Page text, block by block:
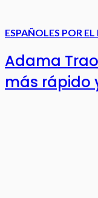
ESPAÑOLES POR
Adama
más rápido